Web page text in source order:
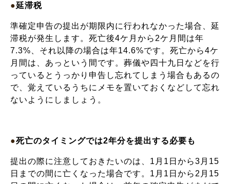
●延滞税
準確定申告の提出が期限内に行われなかった場合、延
滞税が発生します。死亡後4ケ月から2ケ月間は年
7.3%、それ以降の場合は年14.6%です。死亡から4ケ
月間は、あっという間です。葬儀や四十九日などを行
っているとうっかり申告し忘れてしまう場合もあるの
で、覚えているうちにメモを置いておくなどして忘れ
ないようにしましょう。
●死亡のタイミングでは2年分を提出する必要も
提出の際に注意しておきたいのは、1月1日から3月15
日までの間に亡くなった場合です。1月1日から2月15